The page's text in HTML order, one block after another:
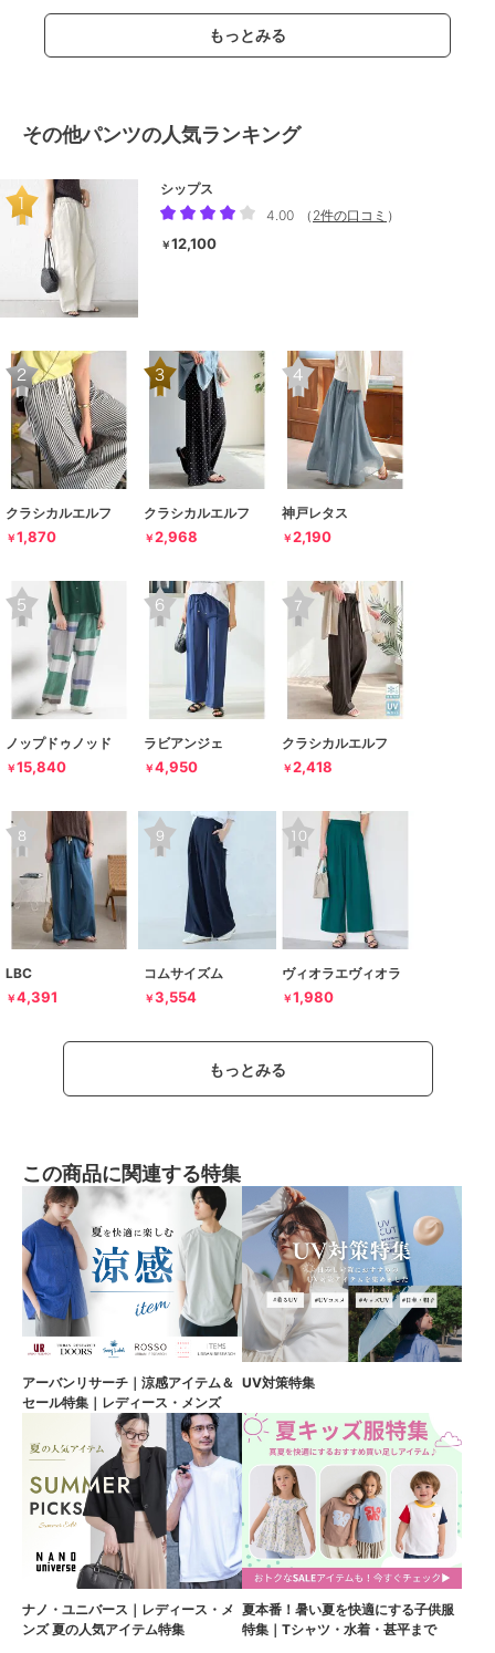
もっとみる
その他パンツの人気ランキング
シップス
4.00
（ 2件の口コミ ）
￥12,100
クラシカルエルフ
￥1,870
クラシカルエルフ
￥2,968
神戸レタス
￥2,190
ノップドゥノッド
￥15,840
ラビアンジェ
￥4,950
クラシカルエルフ
￥2,418
LBC
￥4,391
コムサイズム
￥3,554
ヴィオラエヴィオラ
￥1,980
もっとみる
この商品に関連する特集
アーバンリサーチ｜涼感アイテム＆
セール特集｜レディース・メンズ
UV対策特集
ナノ・ユニバース｜レディース・メ
ンズ 夏の人気アイテム特集
夏本番！暑い夏を快適にする子供服
特集｜Tシャツ・水着・甚平まで